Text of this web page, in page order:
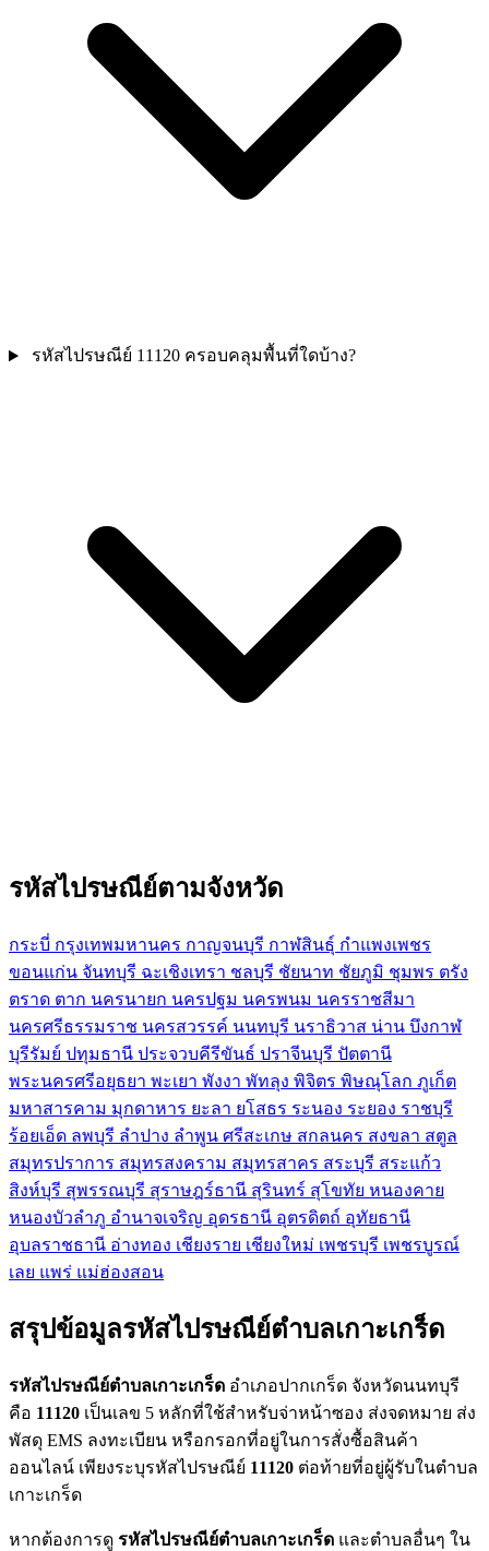
รหัสไปรษณีย์ 11120 ครอบคลุมพื้นที่ใดบ้าง?
รหัสไปรษณีย์ตามจังหวัด
กระบี่ กรุงเทพมหานคร กาญจนบุรี กาฬสินธุ์ กำแพงเพชร
ขอนแก่น จันทบุรี ฉะเชิงเทรา ชลบุรี ชัยนาท ชัยภูมิ ชุมพร ตรัง
ตราด ตาก นครนายก นครปฐม นครพนม นครราชสีมา
นครศรีธรรมราช นครสวรรค์ นนทบุรี นราธิวาส น่าน บึงกาฬ
บุรีรัมย์ ปทุมธานี ประจวบคีรีขันธ์ ปราจีนบุรี ปัตตานี
พระนครศรีอยุธยา พะเยา พังงา พัทลุง พิจิตร พิษณุโลก ภูเก็ต
มหาสารคาม มุกดาหาร ยะลา ยโสธร ระนอง ระยอง ราชบุรี
ร้อยเอ็ด ลพบุรี ลำปาง ลำพูน ศรีสะเกษ สกลนคร สงขลา สตูล
สมุทรปราการ สมุทรสงคราม สมุทรสาคร สระบุรี สระแก้ว
สิงห์บุรี สุพรรณบุรี สุราษฎร์ธานี สุรินทร์ สุโขทัย หนองคาย
หนองบัวลำภู อำนาจเจริญ อุดรธานี อุตรดิตถ์ อุทัยธานี
อุบลราชธานี อ่างทอง เชียงราย เชียงใหม่ เพชรบุรี เพชรบูรณ์
เลย แพร่ แม่ฮ่องสอน
สรุปข้อมูลรหัสไปรษณีย์ตำบลเกาะเกร็ด
รหัสไปรษณีย์ตำบลเกาะเกร็ด อำเภอปากเกร็ด จังหวัดนนทบุรี
คือ 11120 เป็นเลข 5 หลักที่ใช้สำหรับจ่าหน้าซอง ส่งจดหมาย ส่ง
พัสดุ EMS ลงทะเบียน หรือกรอกที่อยู่ในการสั่งซื้อสินค้า
ออนไลน์ เพียงระบุรหัสไปรษณีย์ 11120 ต่อท้ายที่อยู่ผู้รับในตำบล
เกาะเกร็ด
หากต้องการดู รหัสไปรษณีย์ตำบลเกาะเกร็ด และตำบลอื่นๆ ใน